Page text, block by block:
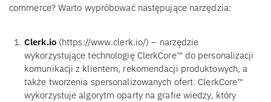
commerce? Warto wypróbować następujące narzędzia:
Clerk.io(https://www.clerk.io/) – narzędzie
wykorzystujące technologię ClerkCore™ do personalizacji
komunikacji z klientem, rekomendacji produktowych, a
także tworzenia spersonalizowanych ofert. ClerkCore™
wykorzystuje algorytm oparty na grafie wiedzy, który